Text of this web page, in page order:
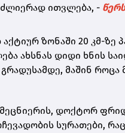
ითვლება, -
ზონაში 20 კმ-ზე
ახსნას დიდი ხნის
მაშინ
დოქტორ
სურათები,